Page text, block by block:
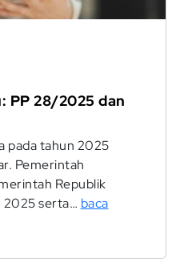
PP 28/2025 dan
pada tahun 2025
Pemerintah
Republik
2025 serta… baca